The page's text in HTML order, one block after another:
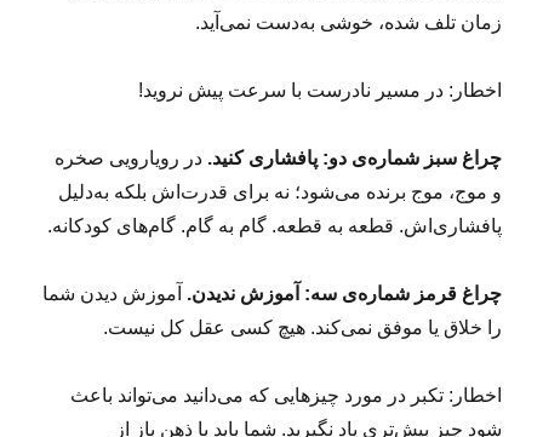
زمان تلف شده، خوشی به‌دست نمی‌آید.
اخطار: در مسیر نادرست با سرعت پیش نروید!
چراغ سبز شماره‌ی دو: پافشاری کنید. در رویارویی صخره
و موج، موج برنده می‌شود؛ نه برای قدرت‌اش بلکه به‌دلیل
پافشاری‌اش. قطعه به قطعه. گام به گام. گام‌های کودکانه.
چراغ قرمز شماره‌ی سه: آموزش ندیدن. آموزش دیدن شما
را خلاق‌ یا موفق نمی‌کند. هیچ کسی عقل کل نیست.
اخطار: تکبر در مورد چیزهایی که می‌دانید می‌تواند باعث
شود چیز بیش‌تری یاد نگیرید. شما باید با ذهن باز از